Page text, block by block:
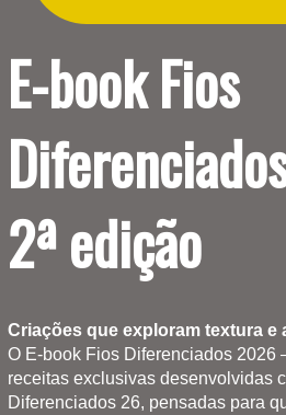
E-book Fios
2ª edição
Criações que exploram textura e
O E-book Fios Diferenciados 2026
receitas exclusivas desenvolvidas
Diferenciados 26, pensadas para